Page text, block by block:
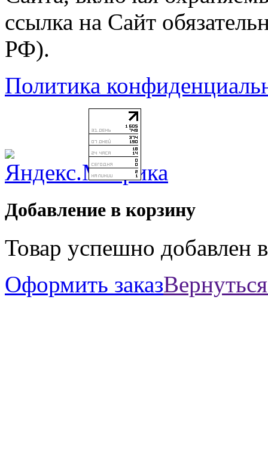
ссылка на Сайт
РФ).
Политика
Добавление в корзину
Товар успешно добавлен
Оформить заказ